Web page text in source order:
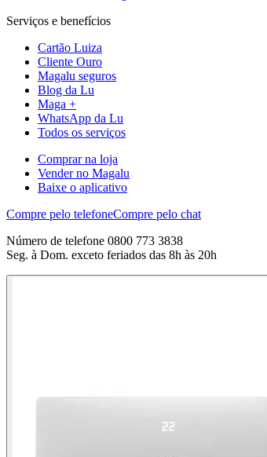
Serviços e benefícios
Cartão Luiza
Cliente Ouro
Magalu seguros
Blog da Lu
Maga +
WhatsApp da Lu
Todos os serviços
Comprar na loja
Vender no Magalu
Baixe o aplicativo
Compre pelo telefoneCompre pelo chat
Número de telefone 0800 773 3838
Seg. à Dom. exceto feriados das 8h às 20h